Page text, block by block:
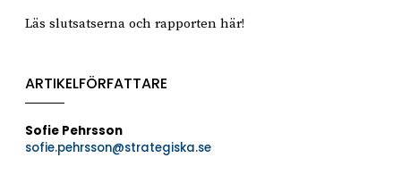
Läs slutsatserna och rapporten här!
ARTIKELFÖRFATTARE
Sofie Pehrsson
sofie.pehrsson@strategiska.se